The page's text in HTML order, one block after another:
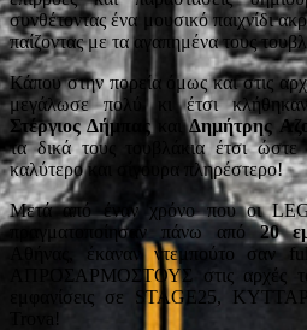
συνθέτοντας ένα μουσικό παιχνίδι
παίζοντας με τα αγαπημένα τους
Κάπου στην πορεία όμως και στις
μεγάλωσε πολύ κι έτσι
Στέργιος ΔήμπαςκαιΔημήτρης
τα δικά τους τουβλάκια έτσι ώστε
καλύτερο και σίγουρα πληρέστερο!
Μετά από έναν χρόνο που οι
πραγματοποίησαν πάνω από20
Αθήνας, έκαναν ντεμπούτο σαν
ΑΠΡΟΣΑΡΜΟΣΤΟΥΣ στις αρχές
εμφανίσεις σε STAGE25,
Trova!